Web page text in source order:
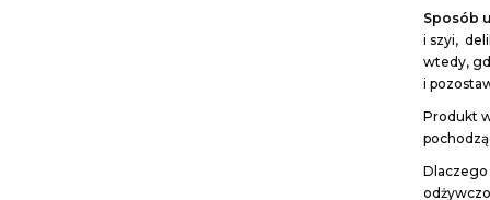
Sposób
i szyi,
wtedy,
i
Produkt